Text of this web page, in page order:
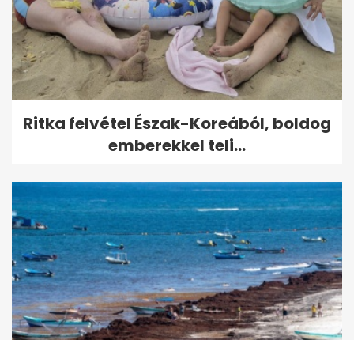
Ritka felvétel Észak-Koreából, boldog
emberekkel teli...